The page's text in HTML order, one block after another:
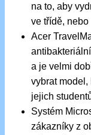
na to, aby
ve třídě,
Acer
a je velmi
vybrat
jejich
Systém
zákazníky z